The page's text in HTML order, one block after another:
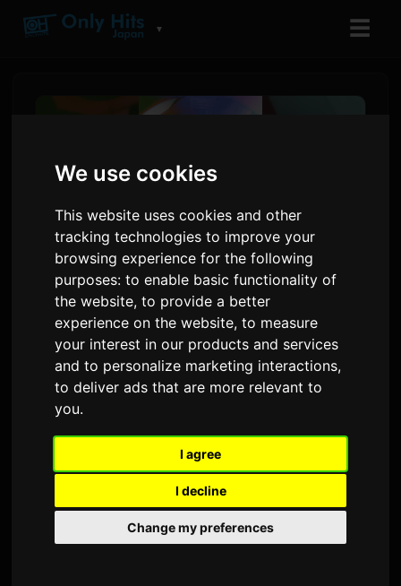
We use cookies
This website uses cookies and other
tracking technologies to improve your
browsing experience for the following
purposes:to enable basic functionality of
the website,to provide a better
experience on the website,to measure
your interest in our products and services
and to personalize marketing interactions,
to deliver ads that are more relevant to
you.
I agree
I decline
Change my preferences
▼ ☰
Yoh Kamiyama, 8월 5일 새 앨
범 'Chemical X' 발매 예고
Sam 에 의해 6 7월 2026
영어에서 번역됨
Yoh Kamiyama가 8월 5일 새 앨범 'Chemical X'를
발매한다. 이는 2022년 발매된 'CLOSET' 이후 약 4
년 만에 나오는 정규 앨범이다.